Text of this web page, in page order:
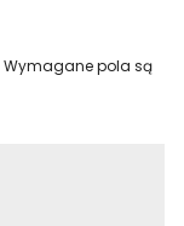
Wymagane pola są